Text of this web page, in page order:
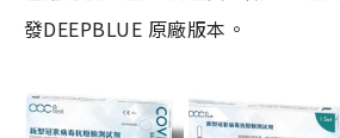
發DEEPBLUE 原廠版本。